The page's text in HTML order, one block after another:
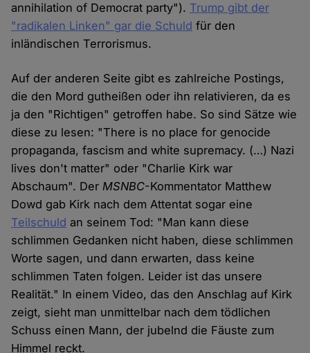
annihilation of Democrat party"). Trump gibt der
"radikalen Linken" gar die Schuld für den
inländischen Terrorismus.
Auf der anderen Seite gibt es zahlreiche Postings,
die den Mord gutheißen oder ihn relativieren, da es
ja den "Richtigen" getroffen habe. So sind Sätze wie
diese zu lesen: "There is no place for genocide
propaganda, fascism and white supremacy. (…) Nazi
lives don't matter" oder "Charlie Kirk war
Abschaum". DerMSNBC-Kommentator Matthew
Dowd gab Kirk nach dem Attentat sogar eine
Teilschuld an seinem Tod: "Man kann diese
schlimmen Gedanken nicht haben, diese schlimmen
Worte sagen, und dann erwarten, dass keine
schlimmen Taten folgen. Leider ist das unsere
Realität." In einem Video, das den Anschlag auf Kirk
zeigt, sieht man unmittelbar nach dem tödlichen
Schuss einen Mann, der jubelnd die Fäuste zum
Himmel reckt.